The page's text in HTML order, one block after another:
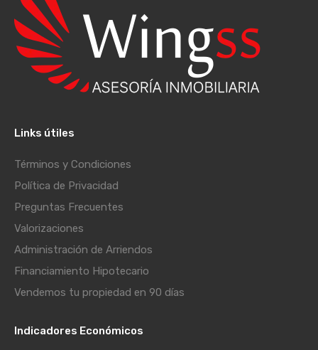
Links útiles
Términos y Condiciones
Política de Privacidad
Preguntas Frecuentes
Valorizaciones
Administración de Arriendos
Financiamiento Hipotecario
Vendemos tu propiedad en 90 días
Indicadores Económicos